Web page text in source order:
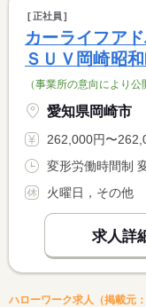
正社員
カーライフア
ＳＵＶ岡崎昭
（事業所の意向により公
愛知県岡崎市
262,000円〜262,000円 ※フルタイム
火曜日，その他
求人詳
ハローワーク求人（掲載元